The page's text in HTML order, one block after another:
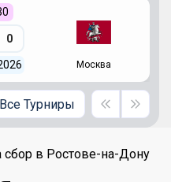
0
Москва
Все Турниры
сбор в Ростове-на-Дону